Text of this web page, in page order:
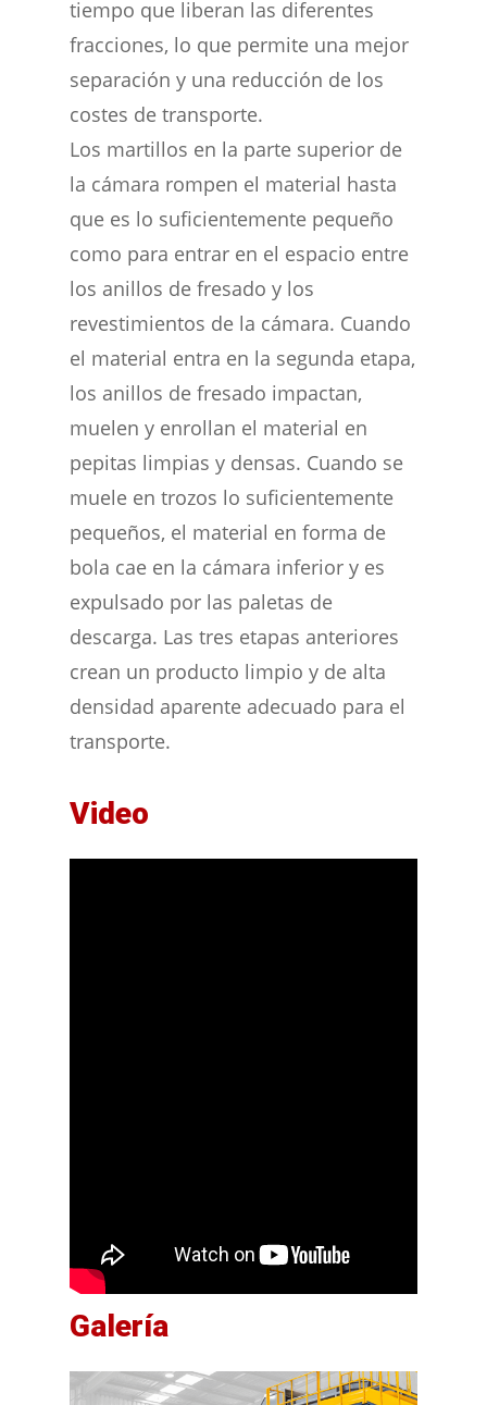
tiempo que liberan las diferentes
fracciones, lo que permite una mejor
separación y una reducción de los
costes de transporte.
Los martillos en la parte superior de
la cámara rompen el material hasta
que es lo suficientemente pequeño
como para entrar en el espacio entre
los anillos de fresado y los
revestimientos de la cámara. Cuando
el material entra en la segunda etapa,
los anillos de fresado impactan,
muelen y enrollan el material en
pepitas limpias y densas. Cuando se
muele en trozos lo suficientemente
pequeños, el material en forma de
bola cae en la cámara inferior y es
expulsado por las paletas de
descarga. Las tres etapas anteriores
crean un producto limpio y de alta
densidad aparente adecuado para el
transporte.
Video
Galería